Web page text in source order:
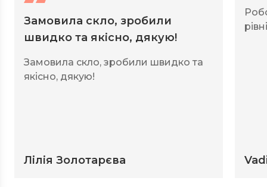
Замовила скло, зробили
швидко та якісно, дякую!
Замовила скло, зробили швидко та
якісно, дякую!
Лілія Золотарєва